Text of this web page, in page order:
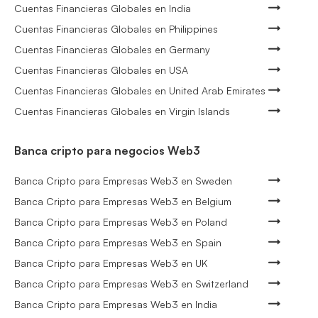
Cuentas Financieras Globales en India
Cuentas Financieras Globales en Philippines
Cuentas Financieras Globales en Germany
Cuentas Financieras Globales en USA
Cuentas Financieras Globales en United Arab Emirates
Cuentas Financieras Globales en Virgin Islands
Banca cripto para negocios Web3
Banca Cripto para Empresas Web3 en Sweden
Banca Cripto para Empresas Web3 en Belgium
Banca Cripto para Empresas Web3 en Poland
Banca Cripto para Empresas Web3 en Spain
Banca Cripto para Empresas Web3 en UK
Banca Cripto para Empresas Web3 en Switzerland
Banca Cripto para Empresas Web3 en India